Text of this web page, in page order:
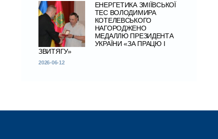
ЕНЕРГЕТИКА ЗМІЇВСЬКОЇ
ТЕС ВОЛОДИМИРА
КОТЕЛЕВСЬКОГО
НАГОРОДЖЕНО
МЕДАЛЛЮ ПРЕЗИДЕНТА
УКРАЇНИ «ЗА ПРАЦЮ І
ЗВИТЯГУ»
2026-06-12